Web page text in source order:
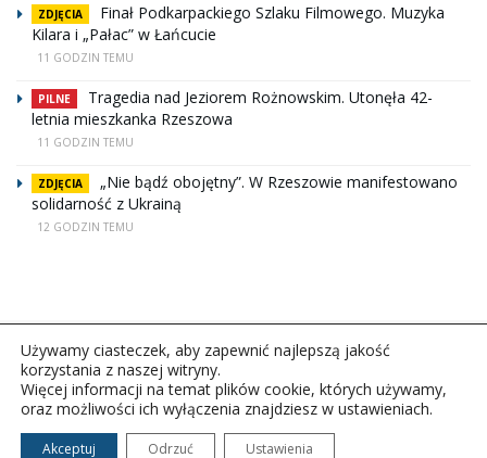
ZDJĘCIA
Finał Podkarpackiego Szlaku Filmowego. Muzyka
Kilara i „Pałac” w Łańcucie
11 GODZIN TEMU
PILNE
Tragedia nad Jeziorem Rożnowskim. Utonęła 42-
letnia mieszkanka Rzeszowa
11 GODZIN TEMU
ZDJĘCIA
„Nie bądź obojętny”. W Rzeszowie manifestowano
solidarność z Ukrainą
12 GODZIN TEMU
Copyright © 2026Polskie Radio Rzeszów S.A. w likwidacj.
Wszelkie prawa zastrzeżone.
Używamy ciasteczek, aby zapewnić najlepszą jakość
korzystania z naszej witryny.
Więcej informacji na temat plików cookie, których używamy,
oraz możliwości ich wyłączenia znajdziesz w ustawieniach.
Akceptuj Odrzuć Ustawienia